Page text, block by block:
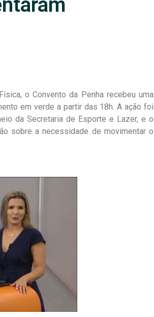
o Convento da Penha recebeu uma
em verde a partir das 18h. A ação foi
da Secretaria de Esporte e Lazer, e o
sobre a necessidade de movimentar o